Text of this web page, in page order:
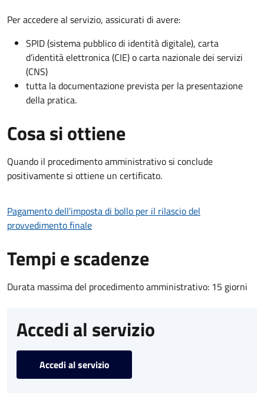
Per accedere al servizio, assicurati di avere:
SPID (sistema pubblico di identità digitale), carta
d’identità elettronica (CIE) o carta nazionale dei servizi
(CNS)
tutta la documentazione prevista per la presentazione
della pratica.
Cosa si ottiene
Quando il procedimento amministrativo si conclude
positivamente si ottiene un certificato.
Pagamento dell'imposta di bollo per il rilascio del
provvedimento finale
Tempi e scadenze
Durata massima del procedimento amministrativo: 15 giorni
Accedi al servizio
Accedi al servizio